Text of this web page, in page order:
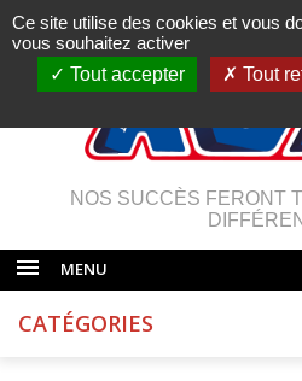
NOS SUCCÈS FERONT
MENU
CATÉGORIES
Ce site utilise des cookies et vous
vous souhaitez activer
Tout accepter
Tout